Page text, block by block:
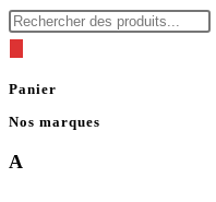
Recherche
Panier
Nos marques
A